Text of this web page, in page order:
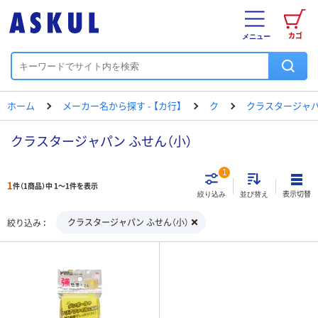
カゴ
メニュー
ホーム メーカー名から探す - 【カ行】 ク クラスタージャ
クラスタージャパン ふせん（小）
1件（1商品）中 1～1件を表示
絞り込み
1
並び替え 表示切替
絞り込み クラスタージャパン ふせん（小）